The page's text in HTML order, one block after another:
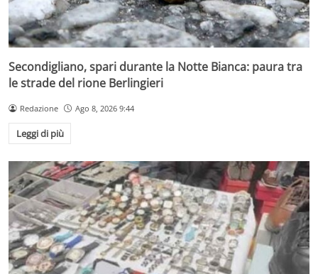
Secondigliano, spari durante la Notte Bianca: paura tra
le strade del rione Berlingieri
Redazione Ago 8, 2026 9:44
Leggi di più